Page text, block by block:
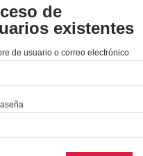
de
existentes
de usuario o correo electrónico